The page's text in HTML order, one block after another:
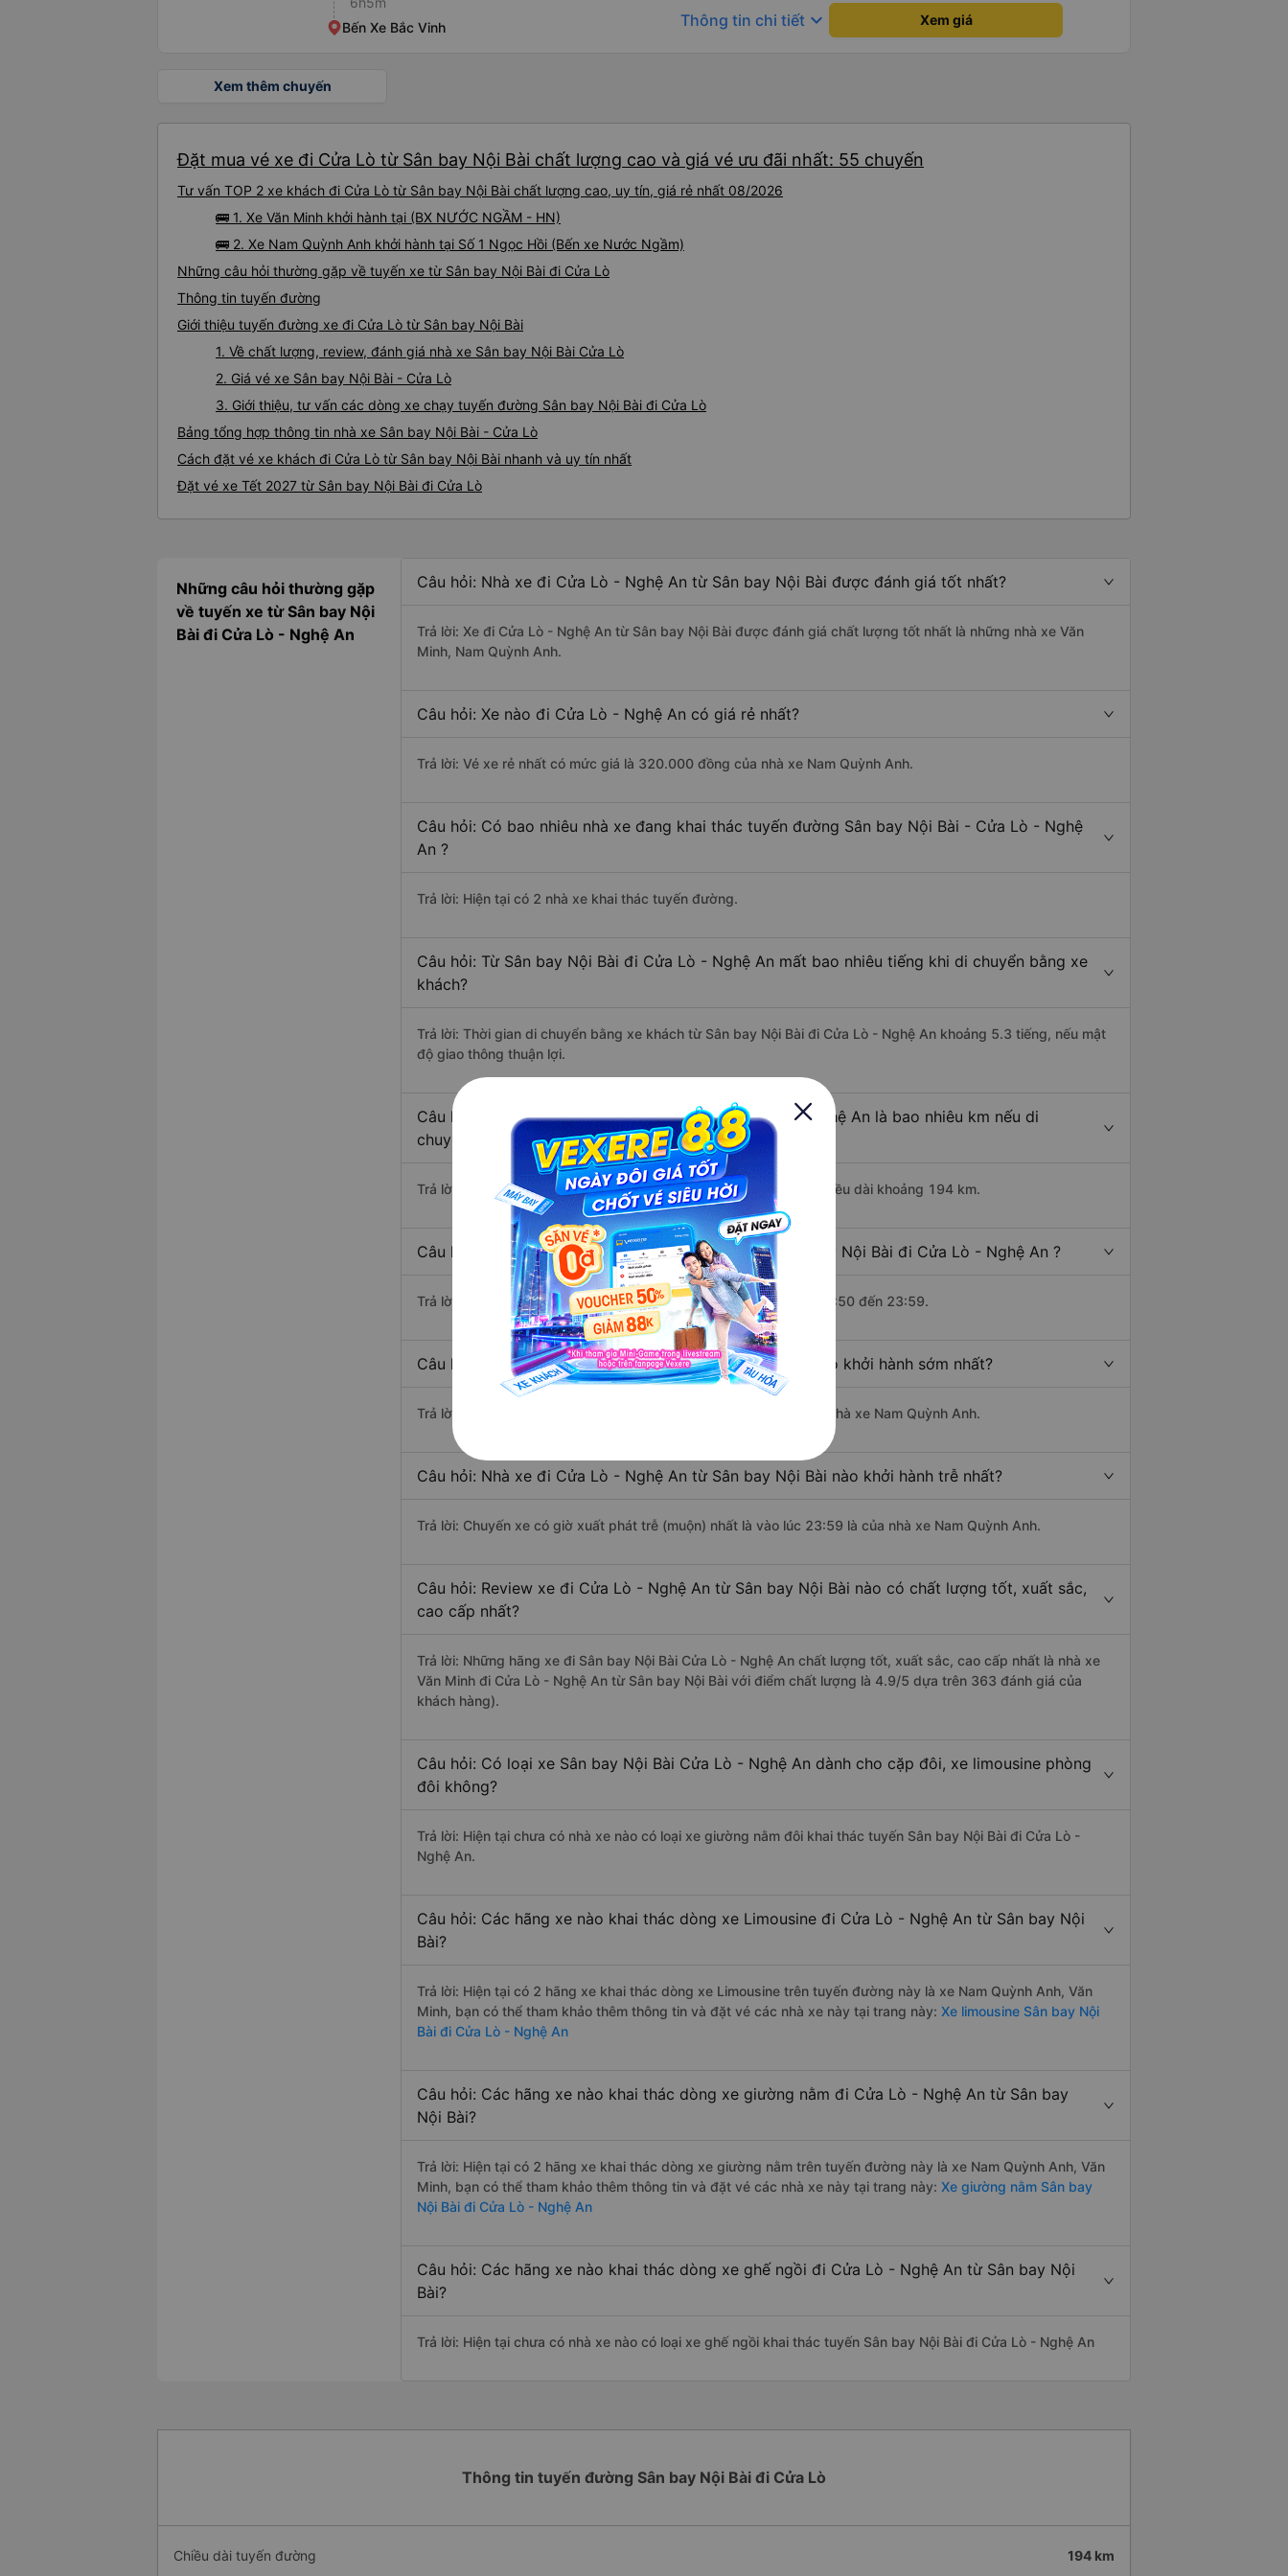
Bến Xe Bắc Vinh
Thông tin chi tiết keyboard_arrow_down Xem giá
Xem thêm chuyến
Đặt mua vé xe đi Cửa Lò từ Sân bay Nội Bài chất lượng cao và giá vé ưu đãi nhất: 55 chuyến
Tư vấn TOP 2 xe khách đi Cửa Lò từ Sân bay Nội Bài chất lượng cao, uy tín, giá rẻ nhất 08/2026
🚌 1. Xe Văn Minh khởi hành tại (BX NƯỚC NGẦM - HN)
🚌 2. Xe Nam Quỳnh Anh khởi hành tại Số 1 Ngọc Hồi (Bến xe Nước Ngầm)
Những câu hỏi thường gặp về tuyến xe từ Sân bay Nội Bài đi Cửa Lò
Thông tin tuyến đường
Giới thiệu tuyến đường xe đi Cửa Lò từ Sân bay Nội Bài
1. Về chất lượng, review, đánh giá nhà xe Sân bay Nội Bài Cửa Lò
2. Giá vé xe Sân bay Nội Bài - Cửa Lò
3. Giới thiệu, tư vấn các dòng xe chạy tuyến đường Sân bay Nội Bài đi Cửa Lò
Bảng tổng hợp thông tin nhà xe Sân bay Nội Bài - Cửa Lò
Cách đặt vé xe khách đi Cửa Lò từ Sân bay Nội Bài nhanh và uy tín nhất
Đặt vé xe Tết 2027 từ Sân bay Nội Bài đi Cửa Lò
Những câu hỏi thường gặp
về tuyến xe từ Sân bay Nội
Bài đi Cửa Lò - Nghệ An
Câu hỏi: Nhà xe đi Cửa Lò - Nghệ An từ Sân bay Nội Bài được đánh giá tốt nhất?
Trả lời: Xe đi Cửa Lò - Nghệ An từ Sân bay Nội Bài được đánh giá chất lượng tốt nhất là những nhà xe Văn
Minh, Nam Quỳnh Anh.
Câu hỏi: Xe nào đi Cửa Lò - Nghệ An có giá rẻ nhất?
Trả lời: Vé xe rẻ nhất có mức giá là 320.000 đồng của nhà xe Nam Quỳnh Anh.
Câu hỏi: Có bao nhiêu nhà xe đang khai thác tuyến đường Sân bay Nội Bài - Cửa Lò - Nghệ
An ?
Trả lời: Hiện tại có 2 nhà xe khai thác tuyến đường.
Câu hỏi: Từ Sân bay Nội Bài đi Cửa Lò - Nghệ An mất bao nhiêu tiếng khi di chuyển bằng xe
khách?
Trả lời: Thời gian di chuyển bằng xe khách từ Sân bay Nội Bài đi Cửa Lò - Nghệ An khoảng 5.3 tiếng, nếu mật
độ giao thông thuận lợi.
Câu hỏi: Khoảng cách từ Sân bay Nội Bài đi Cửa Lò - Nghệ An là bao nhiêu km nếu di
chuyển bằng xe khách?
Trả lời: Đoạn đường đi Cửa Lò - Nghệ An từ Sân bay Nội Bài có chiều dài khoảng 194 km.
Câu hỏi: Mỗi ngày có bao nhiêu chuyến xe khách Sân bay Nội Bài đi Cửa Lò - Nghệ An ?
Trả lời: Trung bình mỗi ngày có khoảng 55 chuyến xe bắt đầu từ 0:50 đến 23:59.
Câu hỏi: Nhà xe đi Sân bay Nội Bài Cửa Lò - Nghệ An nào khởi hành sớm nhất?
Trả lời: Chuyến xe có giờ xuất phát sớm nhất vào lúc 0:50 là của nhà xe Nam Quỳnh Anh.
Câu hỏi: Nhà xe đi Cửa Lò - Nghệ An từ Sân bay Nội Bài nào khởi hành trễ nhất?
Trả lời: Chuyến xe có giờ xuất phát trễ (muộn) nhất là vào lúc 23:59 là của nhà xe Nam Quỳnh Anh.
Câu hỏi: Review xe đi Cửa Lò - Nghệ An từ Sân bay Nội Bài nào có chất lượng tốt, xuất sắc,
cao cấp nhất?
Trả lời: Những hãng xe đi Sân bay Nội Bài Cửa Lò - Nghệ An chất lượng tốt, xuất sắc, cao cấp nhất là nhà xe
Văn Minh đi Cửa Lò - Nghệ An từ Sân bay Nội Bài với điểm chất lượng là 4.9/5 dựa trên 363 đánh giá của
khách hàng).
Câu hỏi: Có loại xe Sân bay Nội Bài Cửa Lò - Nghệ An dành cho cặp đôi, xe limousine phòng
đôi không?
Trả lời: Hiện tại chưa có nhà xe nào có loại xe giường nằm đôi khai thác tuyến Sân bay Nội Bài đi Cửa Lò -
Nghệ An.
Câu hỏi: Các hãng xe nào khai thác dòng xe Limousine đi Cửa Lò - Nghệ An từ Sân bay Nội
Bài?
Trả lời: Hiện tại có 2 hãng xe khai thác dòng xe Limousine trên tuyến đường này là xe Nam Quỳnh Anh, Văn
Minh, bạn có thể tham khảo thêm thông tin và đặt vé các nhà xe này tại trang này: Xe limousine Sân bay Nội
Bài đi Cửa Lò - Nghệ An
Câu hỏi: Các hãng xe nào khai thác dòng xe giường nằm đi Cửa Lò - Nghệ An từ Sân bay
Nội Bài?
Trả lời: Hiện tại có 2 hãng xe khai thác dòng xe giường nằm trên tuyến đường này là xe Nam Quỳnh Anh, Văn
Minh, bạn có thể tham khảo thêm thông tin và đặt vé các nhà xe này tại trang này: Xe giường nằm Sân bay
Nội Bài đi Cửa Lò - Nghệ An
Câu hỏi: Các hãng xe nào khai thác dòng xe ghế ngồi đi Cửa Lò - Nghệ An từ Sân bay Nội
Bài?
Trả lời: Hiện tại chưa có nhà xe nào có loại xe ghế ngồi khai thác tuyến Sân bay Nội Bài đi Cửa Lò - Nghệ An
Thông tin tuyến đường Sân bay Nội Bài đi Cửa Lò
Chiều dài tuyến đường 194 km